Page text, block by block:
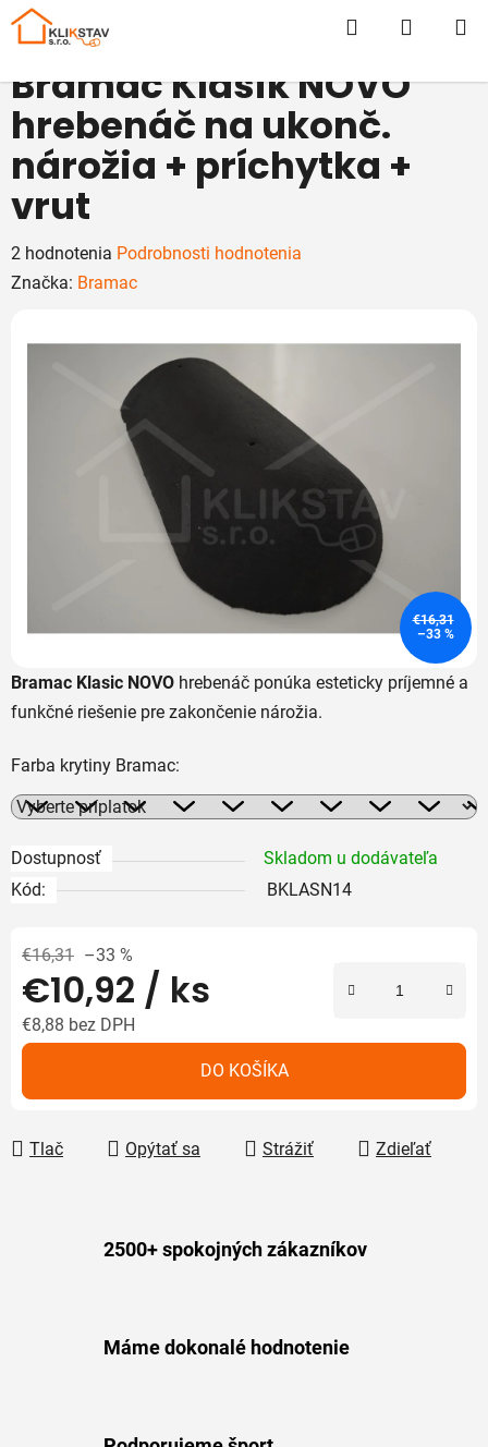
Prejsť
Hľadať
Bramac Klasic NOVO hrebenáč ponúka esteticky príjemné a
funkčné riešenie pre zakončenie nárožia.
Farba krytiny Bramac:
Dostupnosť
Skladom u dodávateľa
Kód:
BKLASN14
€16,31 –33 %
€10,92 / ks
€8,88 bez DPH
DO KOŠÍKA
Tlač Opýtať sa Strážiť Zdieľať
Bramac Klasik NOVO
hrebenáč na ukonč.
nárožia + príchytka +
vrut
Priemerné
hodnotenie
2 hodnotenia Podrobnosti hodnotenia
Značka: Bramac
€16,31
–33 %
2500+ spokojných zákazníkov
Máme dokonalé hodnotenie